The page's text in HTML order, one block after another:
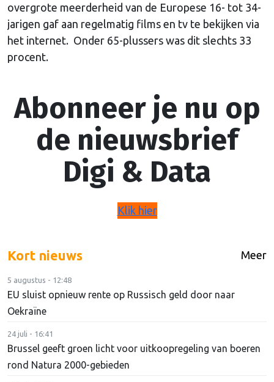
overgrote meerderheid van de Europese 16- tot 34-
jarigen gaf aan regelmatig films en tv te bekijken via
het internet. Onder 65-plussers was dit slechts 33
procent.
Abonneer je nu op
de nieuwsbrief
Digi & Data
Klik hier
Kort nieuws Meer
5 augustus - 12:48
EU sluist opnieuw rente op Russisch geld door naar
Oekraïne
24 juli - 16:41
Brussel geeft groen licht voor uitkoopregeling van boeren
rond Natura 2000-gebieden